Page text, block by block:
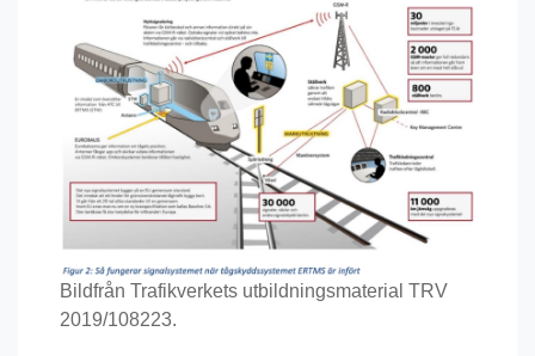
Bildfrån Trafikverkets utbildningsmaterial TRV
2019/108223.